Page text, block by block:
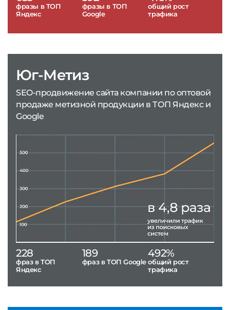
фразы в ТОП
Яндекс
фразы в ТОП
Google
общий рост
трафика
Юг-Метиз
SEO-продвижение сайта компании по оптовой
продаже метизной продукции в ТОП Яндекс и
Google
228
фраз в ТОП
Яндекс
189
фраз в ТОП Google
492%
общий рост
трафика